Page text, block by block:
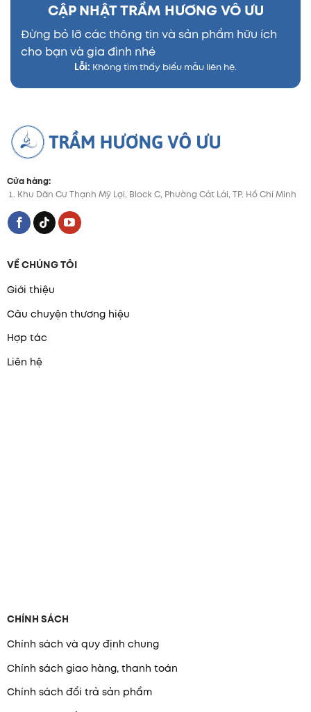
CẬP NHẬT TRẦM HƯƠNG VÔ ƯU
Đừng bỏ lỡ các thông tin và sản phẩm hữu ích
cho bạn và gia đình nhé
Lỗi: Không tìm thấy biểu mẫu liên hệ.
Cửa hàng:
Khu Dân Cư Thạnh Mỹ Lợi, Block C, Phường Cát Lái, TP. Hồ Chí Minh
VỀ CHÚNG TÔI
Giới thiệu
Câu chuyện thương hiệu
Hợp tác
Liên hệ
CHÍNH SÁCH
Chính sách và quy định chung
Chính sách giao hàng, thanh toán
Chính sách đổi trả sản phẩm